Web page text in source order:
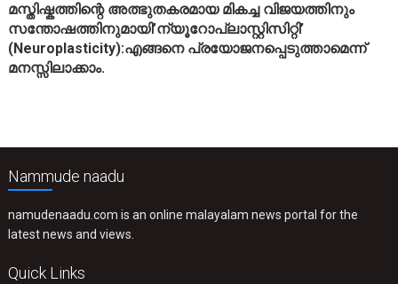
മസ്തിഷ്കത്തിന്റെ അത്ഭുതകരമായ മികച്ച വിജയത്തിനും
സന്തോഷത്തിനുമായി’ന്യൂറോപ്ലാസ്റ്റിസിറ്റി’
(Neuroplasticity):എങ്ങനെ പ്രയോജനപ്പെടുത്താമെന്ന്
മനസ്സിലാക്കാം.
Nammude naadu
namudenaadu.com is an online malayalam news portal for the
latest news and views.
Quick Links